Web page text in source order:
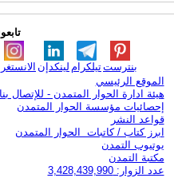
لينكدإن تيلكرامبنترست
الموقع الرئيسي
هيئة ادارة الحوار المتمدن - للإتصال بنا
إحصائيات مؤسسة الحوار المتمدن
قواعد النشر
ابرز كتاب / كاتبات الحوار المتمدن
يوتيوب التمدن
مكتبة التمدن
عدد الزوار: 3,428,439,990